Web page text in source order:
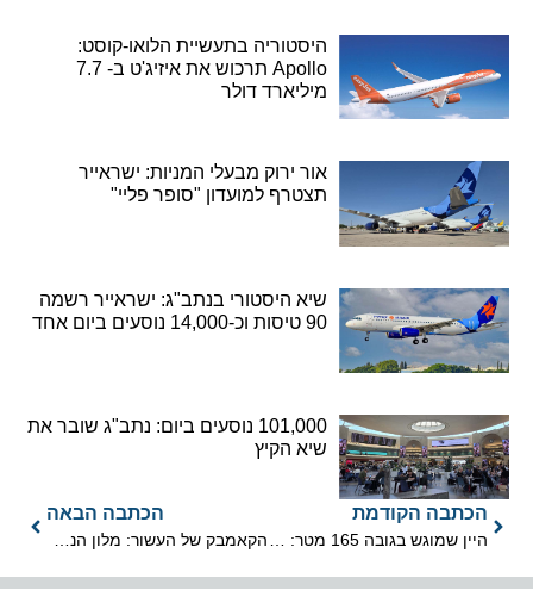
היסטוריה בתעשיית הלואו-קוסט:
Apollo תרכוש את איזיג'ט ב- 7.7
מיליארד דולר
אור ירוק מבעלי המניות: ישראייר
תצטרף למועדון "סופר פליי"
שיא היסטורי בנתב"ג: ישראייר רשמה
90 טיסות וכ-14,000 נוסעים ביום אחד
101,000 נוסעים ביום: נתב"ג שובר את
שיא הקיץ
הכתבה הקודמת
היין שמוגש בגובה 165 מטר: המסעדה המסתובבת של וילנה נפתחה מחדש
הכתבה הבאה
הקאמבק של העשור: מלון הנסיכה באילת יפתח מחדש